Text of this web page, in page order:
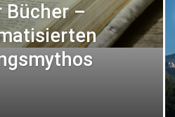
Bücher –